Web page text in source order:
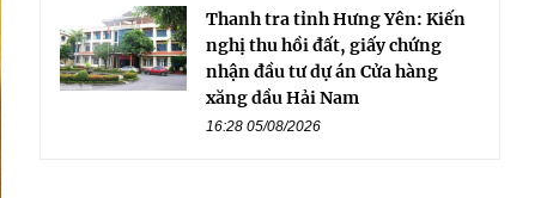
Thanh tra tỉnh Hưng Yên: Kiến
nghị thu hồi đất, giấy chứng
nhận đầu tư dự án Cửa hàng
xăng dầu Hải Nam
16:28 05/08/2026